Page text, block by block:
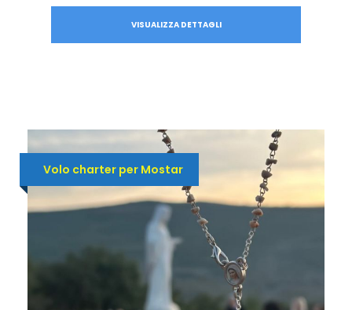
VISUALIZZA DETTAGLI
Volo charter per Mostar